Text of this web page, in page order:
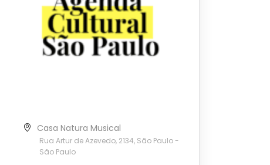
Casa Natura Musical
Rua Artur de Azevedo, 2134, São Paulo -
São Paulo